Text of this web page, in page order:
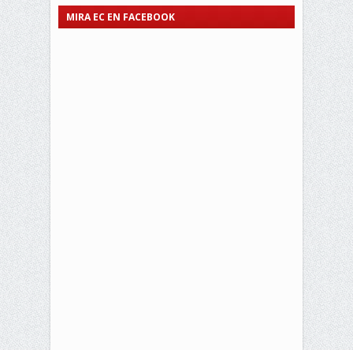
MIRA EC EN FACEBOOK